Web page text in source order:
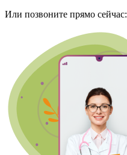
Или позвоните прямо сейчас: